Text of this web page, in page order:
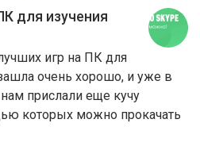
для изучения
игр на ПК для
очень хорошо, и уже в
прислали еще кучу
которых можно прокачать